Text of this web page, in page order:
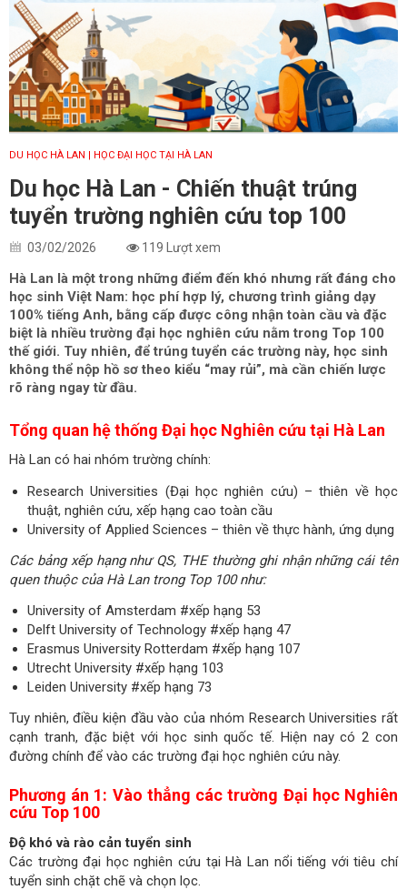
DU HỌC HÀ LAN | HỌC ĐẠI HỌC TẠI HÀ LAN
Du học Hà Lan - Chiến thuật trúng
tuyển trường nghiên cứu top 100
03/02/2026 119 Lượt xem
Hà Lan là một trong những điểm đến khó nhưng rất đáng cho
học sinh Việt Nam: học phí hợp lý, chương trình giảng dạy
100% tiếng Anh, bằng cấp được công nhận toàn cầu và đặc
biệt là nhiều trường đại học nghiên cứu nằm trong Top 100
thế giới. Tuy nhiên, để trúng tuyển các trường này, học sinh
không thể nộp hồ sơ theo kiểu “may rủi”, mà cần chiến lược
rõ ràng ngay từ đầu.
Tổng quan hệ thống Đại học Nghiên cứu tại Hà Lan
Hà Lan có hai nhóm trường chính:
Research Universities (Đại học nghiên cứu) – thiên về học
thuật, nghiên cứu, xếp hạng cao toàn cầu
University of Applied Sciences – thiên về thực hành, ứng dụng
Các bảng xếp hạng như QS, THE thường ghi nhận những cái tên
quen thuộc của Hà Lan trong Top 100 như:
University of Amsterdam #xếp hạng 53
Delft University of Technology #xếp hạng 47
Erasmus University Rotterdam #xếp hạng 107
Utrecht University #xếp hạng 103
Leiden University #xếp hạng 73
Tuy nhiên, điều kiện đầu vào của nhóm Research Universities rất
cạnh tranh, đặc biệt với học sinh quốc tế. Hiện nay có 2 con
đường chính để vào các trường đại học nghiên cứu này.
Phương án 1: Vào thẳng các trường Đại học Nghiên
cứu Top 100
Độ khó và rào cản tuyển sinh
Các trường đại học nghiên cứu tại Hà Lan nổi tiếng với tiêu chí
tuyển sinh chặt chẽ và chọn lọc.